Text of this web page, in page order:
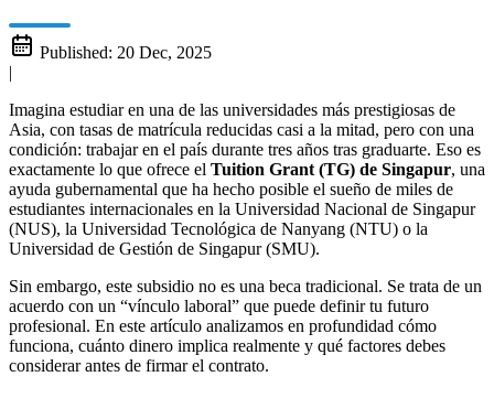
Published: 20 Dec, 2025
|
Imagina estudiar en una de las universidades más prestigiosas de
Asia, con tasas de matrícula reducidas casi a la mitad, pero con una
condición: trabajar en el país durante tres años tras graduarte. Eso es
exactamente lo que ofrece el Tuition Grant (TG) de Singapur, una
ayuda gubernamental que ha hecho posible el sueño de miles de
estudiantes internacionales en la Universidad Nacional de Singapur
(NUS), la Universidad Tecnológica de Nanyang (NTU) o la
Universidad de Gestión de Singapur (SMU).
Sin embargo, este subsidio no es una beca tradicional. Se trata de un
acuerdo con un “vínculo laboral” que puede definir tu futuro
profesional. En este artículo analizamos en profundidad cómo
funciona, cuánto dinero implica realmente y qué factores debes
considerar antes de firmar el contrato.